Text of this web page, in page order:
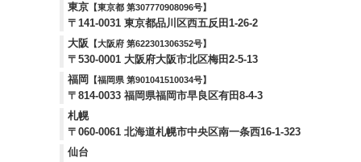
東京 【東京都 第307770908096号】
〒141-0031 東京都品川区西五反田1-26-2
大阪
【大阪府 第622301306352号】
〒530-0001 大阪府大阪市北区梅田2-5-13
福岡
【福岡県 第901041510034号】
〒814-0033 福岡県福岡市早良区有田8-4-3
札幌
〒060-0061 北海道札幌市中央区南一条西16-1-323
仙台